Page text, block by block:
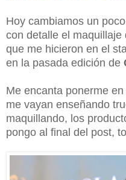
Hoy cambiamos un
con detalle el maquillaje
que me hicieron en el
en la pasada edición de
Me encanta ponerme
me vayan enseñando
maquillando, los
pongo al final del post,